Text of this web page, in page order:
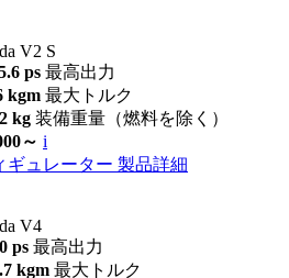
V2 S
ps 最高出力
kgm 最大トルク
kg 装備重量（燃料を除く）
～ i
ギュレーター 製品詳細
V4
ps 最高出力
kgm 最大トルク